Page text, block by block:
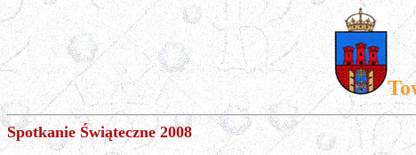
Spotkanie Świąteczne 2008